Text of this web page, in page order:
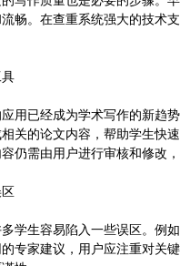
畅。在查重系统强大的技术
用已经成为学术写作的新趋
关的论文内容，帮助学生快
仍需由用户进行审核和修改
学生容易陷入一些误区。例
专家建议，用户应注重对关